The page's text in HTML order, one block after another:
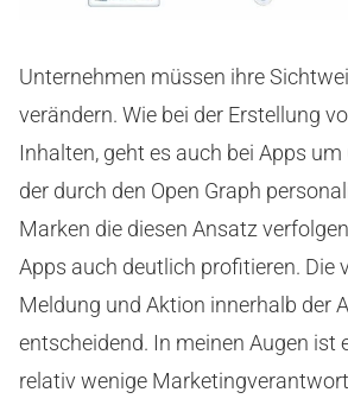
Unternehmen müssen ihre
verändern. Wie bei der Erstellung
Inhalten, geht es auch bei Apps
der durch den Open Graph
Marken die diesen Ansatz
Apps auch deutlich profitieren. Die
Meldung und Aktion innerhalb der
entscheidend. In meinen Augen ist
relativ wenige